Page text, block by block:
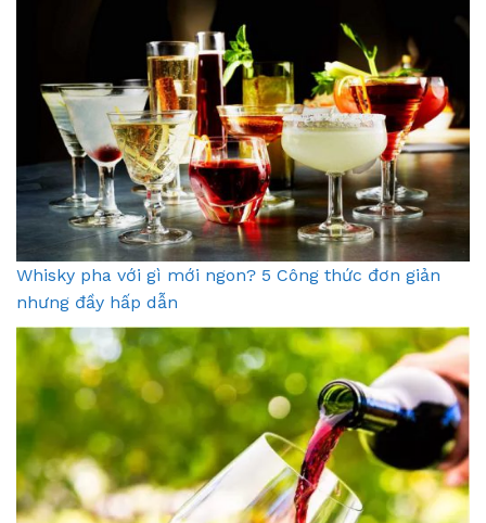
Whisky pha với gì mới ngon? 5 Công thức đơn giản
nhưng đầy hấp dẫn